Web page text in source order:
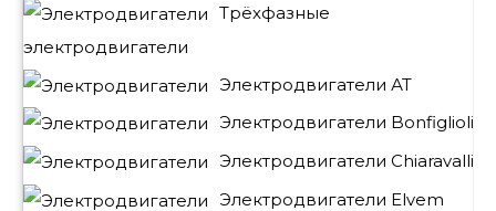
Трёхфазные
электродвигатели
Электродвигатели АТ
Электродвигатели Bonfiglioli
Электродвигатели Chiaravalli
Электродвигатели Elvem